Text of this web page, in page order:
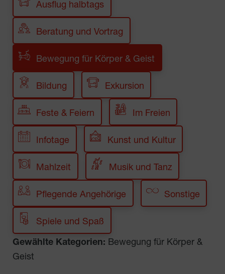
Ausflug halbtags
Beratung und Vortrag
Bewegung für Körper & Geist
Bildung Exkursion
Feste & Feiern Im Freien
Infotage Kunst und Kultur
Mahlzeit Musik und Tanz
Pflegende Angehörige Sonstige
Spiele und Spaß
Gewählte Kategorien: Bewegung für Körper &
Geist